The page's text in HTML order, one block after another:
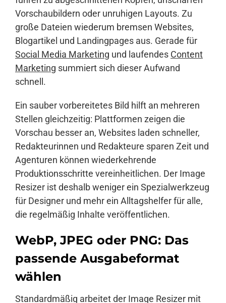
Vorschaubildern oder unruhigen Layouts. Zu
große Dateien wiederum bremsen Websites,
Blogartikel und Landingpages aus. Gerade für
Social Media Marketing und laufendes Content
Marketing summiert sich dieser Aufwand
schnell.
Ein sauber vorbereitetes Bild hilft an mehreren
Stellen gleichzeitig: Plattformen zeigen die
Vorschau besser an, Websites laden schneller,
Redakteurinnen und Redakteure sparen Zeit und
Agenturen können wiederkehrende
Produktionsschritte vereinheitlichen. Der Image
Resizer ist deshalb weniger ein Spezialwerkzeug
für Designer und mehr ein Alltagshelfer für alle,
die regelmäßig Inhalte veröffentlichen.
WebP, JPEG oder PNG: Das
passende Ausgabeformat
wählen
Standardmäßig arbeitet der Image Resizer mit